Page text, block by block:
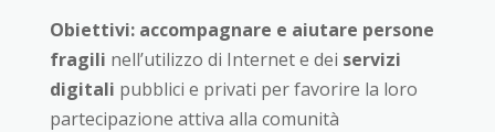
Obiettivi: accompagnare e aiutare persone
fragili nell’utilizzo di Internet e dei servizi
digitali pubblici e privati per favorire la loro
partecipazione attiva alla comunità